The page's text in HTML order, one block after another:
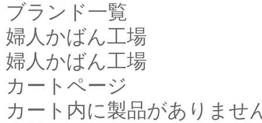
ブランド一覧
婦人かばん工場
婦人かばん工場
カートページ
カート内に製品がありませ